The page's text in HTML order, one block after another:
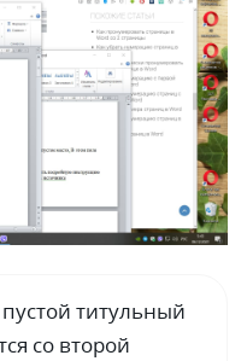
пустой титульный
со второй